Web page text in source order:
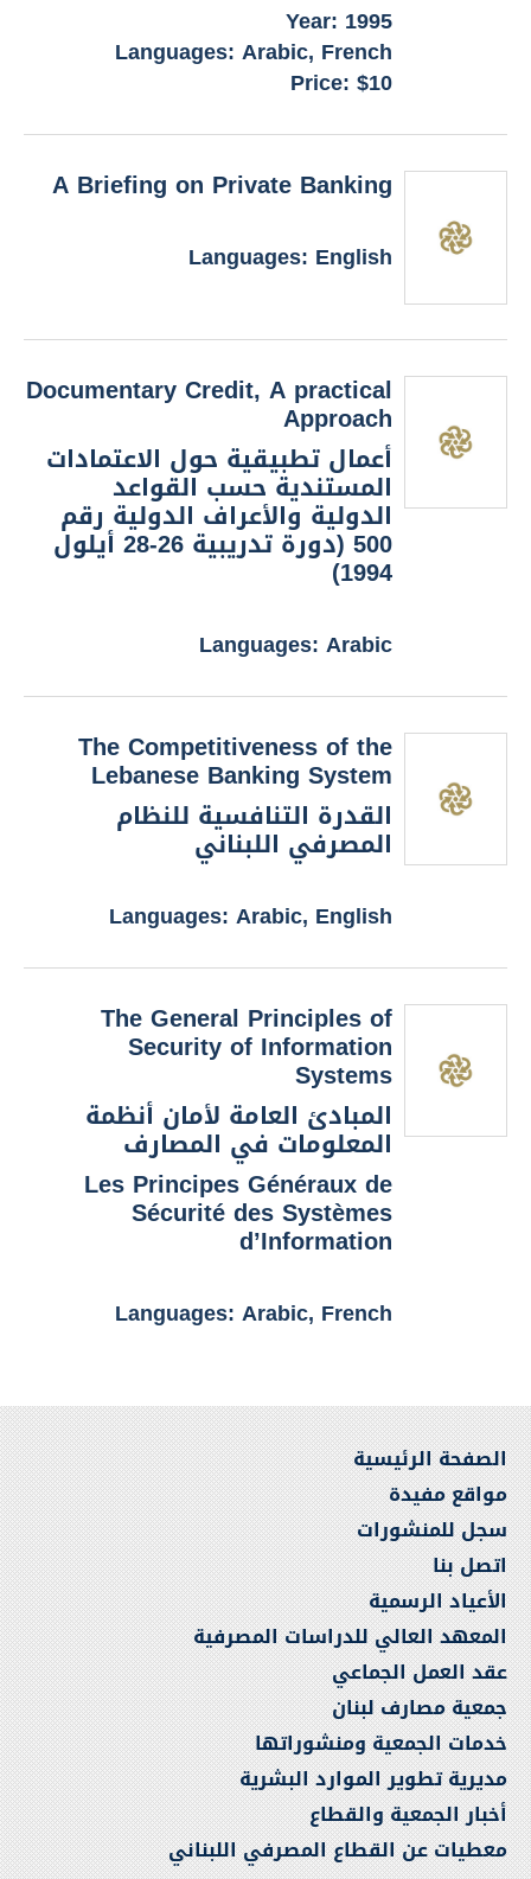
Year: 1995
Languages: Arabic, French
Price: $10
A Briefing on Private Banking
Languages: English
Documentary Credit, A practical
Approach
أعمال تطبيقية حول الاعتمادات
المستندية حسب القواعد
الدولية والأعراف الدولية رقم
500 (دورة تدريبية 26-28 أيلول
1994)
Languages: Arabic
The Competitiveness of the
Lebanese Banking System
القدرة التنافسية للنظام
المصرفي اللبناني
Languages: Arabic, English
The General Principles of
Security of Information
Systems
المبادئ العامة لأمان أنظمة
المعلومات في المصارف
Les Principes Généraux de
Sécurité des Systèmes
d’Information
Languages: Arabic, French
الصفحة الرئيسية
مواقع مفيدة
سجل للمنشورات
اتصل بنا
الأعياد الرسمية
المعهد العالي للدراسات المصرفية
عقد العمل الجماعي
جمعية مصارف لبنان
خدمات الجمعية ومنشوراتها
مديرية تطوير الموارد البشرية
أخبار الجمعية والقطاع
معطيات عن القطاع المصرفي اللبناني